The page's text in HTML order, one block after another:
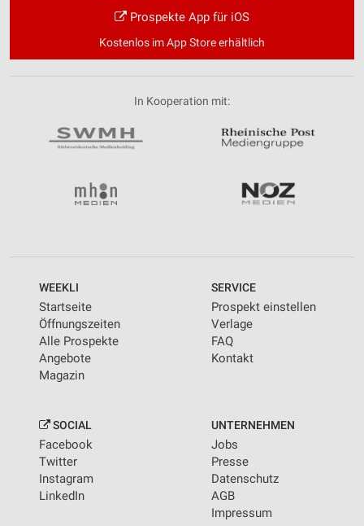
Prospekte App für iOS
Kostenlos im App Store erhältlich
In Kooperation mit:
WEEKLI
Startseite
Öffnungszeiten
Alle Prospekte
Angebote
Magazin
SERVICE
Prospekt einstellen
Verlage
FAQ
Kontakt
SOCIAL
Facebook
Twitter
Instagram
LinkedIn
UNTERNEHMEN
Jobs
Presse
Datenschutz
AGB
Impressum